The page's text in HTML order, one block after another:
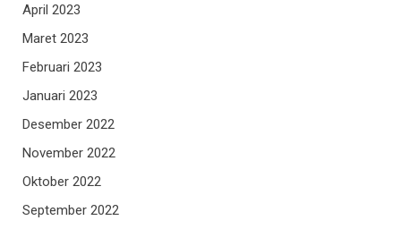
April 2023
Maret 2023
Februari 2023
Januari 2023
Desember 2022
November 2022
Oktober 2022
September 2022